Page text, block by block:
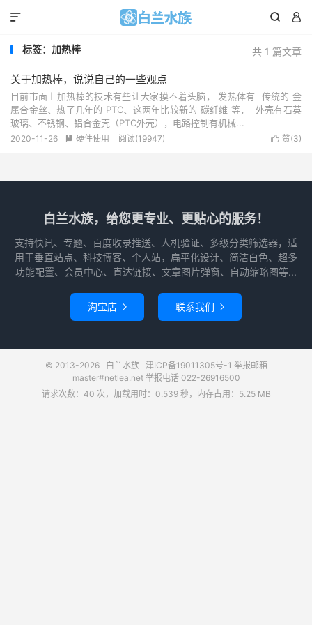
 

共 1 篇文章
标签：加热棒
关于加热棒，说说自己的一些观点
目前市面上加热棒的技术有些让大家摸不着头脑， 发热体有 传统的 金
属合金丝、热了几年的 PTC、这两年比较新的 碳纤维 等， 外壳有石英
玻璃、不锈钢、铝合金壳（PTC外壳），电路控制有机械...
 赞(3)
2020-11-26  硬件使用 阅读(19947)
白兰水族，给您更专业、更贴心的服务！
支持快讯、专题、百度收录推送、人机验证、多级分类筛选器，适
用于垂直站点、科技博客、个人站，扁平化设计、简洁白色、超多
功能配置、会员中心、直达链接、文章图片弹窗、自动缩略图等...
淘宝店  联系我们 
© 2013-2026 白兰水族 津ICP备19011305号-1 举报邮箱
master#netlea.net 举报电话 022-26916500
请求次数：40 次，加载用时：0.539 秒，内存占用：5.25 MB